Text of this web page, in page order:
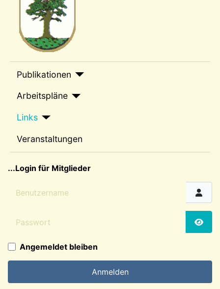
Publikationen
Arbeitspläne
Links
Veranstaltungen
...Login für Mitglieder
Benutzername
Angemeldet bleiben
Anmelden